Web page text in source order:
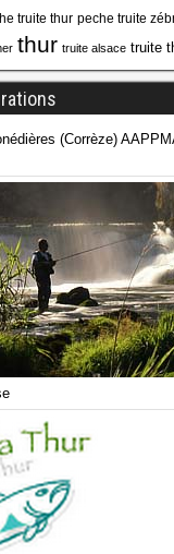
truite thur peche truite
thur truite alsace truite